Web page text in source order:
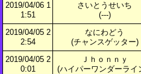
2019/04/06 1
1:51
さいとうせいち
(---)
2019/04/05 2
2:54
なにわどう
(チャンスゲッター)
2019/04/05 2
0:01
Ｊｈｏｎｎｙ
(ハイパーワンダーライ